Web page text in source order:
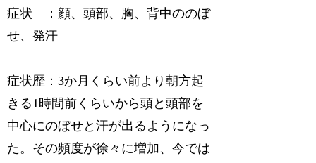
症状 ：顔、頭部、胸、背中ののぼ
せ、発汗
症状歴：3か月くらい前より朝方起
きる1時間前くらいから頭と頭部を
中心にのぼせと汗が出るようになっ
た。その頻度が徐々に増加、今では